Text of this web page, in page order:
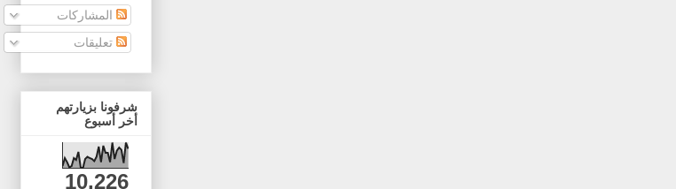
المشاركات
تعليقات
شرفونا بزيارتهم
أخر أسبوع
10,226